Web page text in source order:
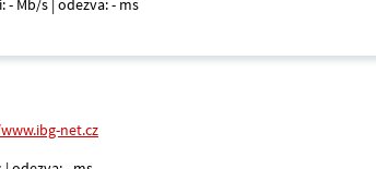
- Mb/s | odezva: - ms
net.cz